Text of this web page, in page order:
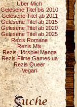
Über Mich
Gelesene Titel bis 2010
Gelesene Titel ab 2011
Gelesene Titel ab 2015
Gelesene Titel ab 2020
Gelesene Titel ab 2025
Rezis Romane
Rezis Mix
Rezis Hörspiel Manga
Rezis Filme Games ua
Rezis Queer
Vegan